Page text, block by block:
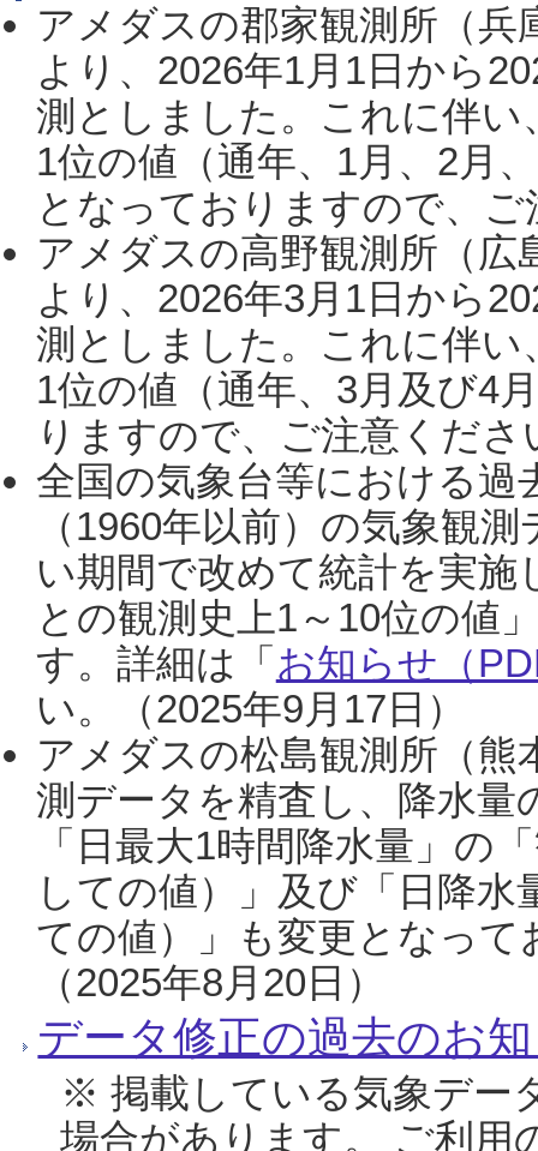
アメダスの郡家観測所（
より、2026年1月1日から
測としました。これに伴い
1位の値（通年、1月、2月
となっておりますので、
アメダスの高野観測所（
より、2026年3月1日から
測としました。これに伴い
1位の値（通年、3月及び4
りますので、ご注意くだ
全国の気象台等における過
（1960年以前）の気象観
い期間で改めて統計を実
との観測史上1～10位の値
す。詳細は「 お知らせ（
い。（2025年9月17日）
アメダスの松島観測所（熊
測データを精査し、降水
「日最大1時間降水量」の
しての値）」及び「日降
ての値）」も変更となっ
（2025年8月20日）
データ修正の過去のお
※ 掲載している気象デー
場合があります。 ご利用